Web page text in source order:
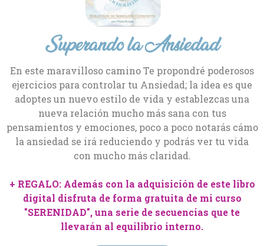
Superando la Ansiedad
En este maravilloso camino Te propondré poderosos
ejercicios para controlar tu Ansiedad; la idea es que
adoptes un nuevo estilo de vida y establezcas una
nueva relación mucho más sana con tus
pensamientos y emociones, poco a poco notarás cámo
la ansiedad se irá reduciendo y podrás ver tu vida
con mucho más claridad.
+ REGALO: Además con la adquisición de este libro
digital disfruta de forma gratuita de mi curso
"SERENIDAD", una serie de secuencias que te
llevarán al equilibrio interno.